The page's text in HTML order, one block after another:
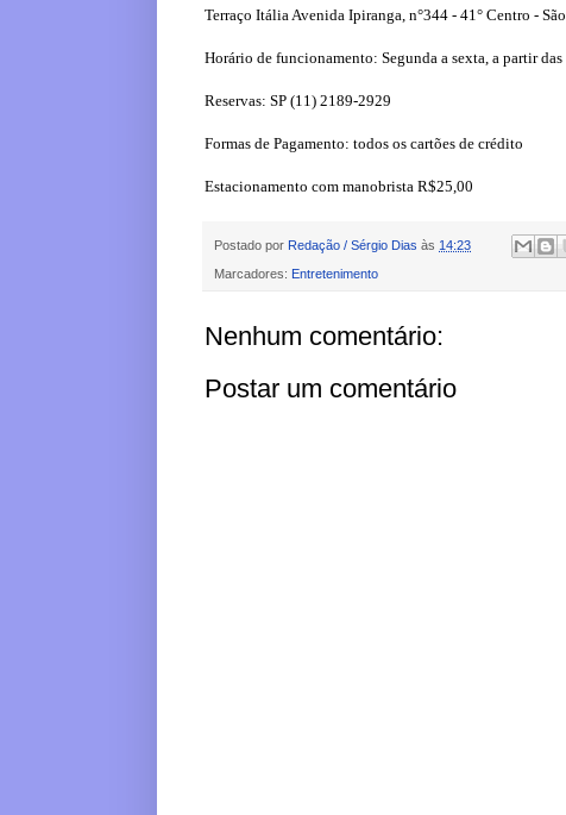
Terraço Itália Avenida Ipiranga, n°344 - 41° Centro -
Horário de funcionamento: Segunda a sexta, a partir
Reservas: SP (11) 2189-2929
Formas de Pagamento: todos os cartões de crédito
Estacionamento com manobrista R$25,00
Postado por Redação / Sérgio Dias às 14:23
Marcadores: Entretenimento
Nenhum comentário:
Postar um comentário